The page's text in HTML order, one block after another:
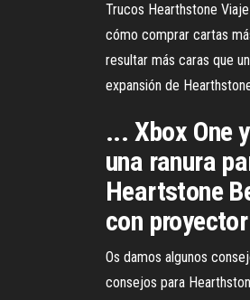
Trucos Hearthstone
cómo comprar cartas
resultar más caras que
expansión de
... Xbox One
una ranura
Heartstone
con
Os damos algunos
consejos para